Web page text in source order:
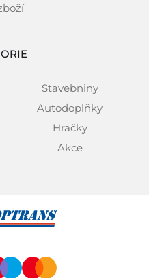
Stavebniny
Autodoplňky
Hračky
Akce